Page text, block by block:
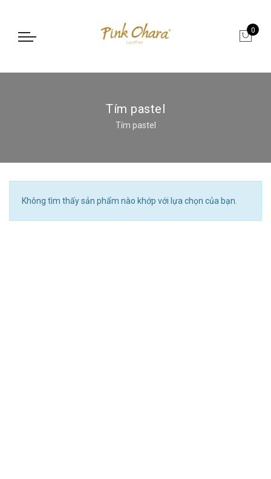
0
Tím pastel
Tím pastel
Không tìm thấy sản phẩm nào khớp với lựa chọn của bạn.